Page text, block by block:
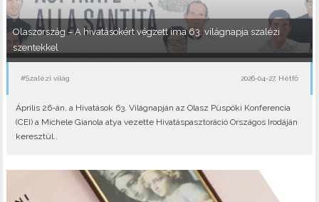
Olaszország – A hivatásokért végzett ima 63. világnapja szalézi
szentekkel
#Szalézi világ 2026-04-27, Hétfő
Április 26-án, a Hivatások 63. Világnapján az Olasz Püspöki Konferencia
(CEI) a Michele Gianola atya vezette Hivatáspasztoráció Országos Irodáján
keresztül..